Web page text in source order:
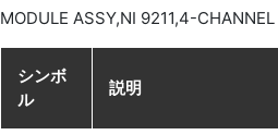
MODULE ASSY,NI 9211,4-
シンボ
ル
説明